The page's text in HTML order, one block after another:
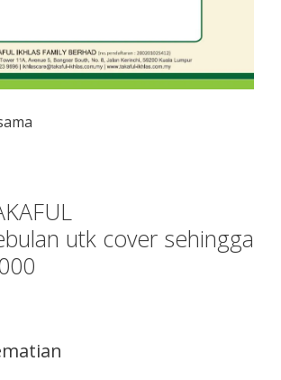
utk cover sehingga